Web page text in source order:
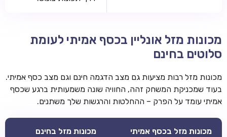
מכונות מזל אונליין בכסף אמיתי לעומת
סלוטים בחינם
מכונות מזל רבות מציעות גם מצב הדגמה חינם וגם מצב כסף אמיתי.
בעוד שמכניקת המשחק זהה, החוויה שונה משמעותית ברגע שכסף
אמיתי עומד על הפרק – ההחלטות והרגשות שלך משתנים.
מכונות מזל בכסף אמיתי מכונות מזל בחינם